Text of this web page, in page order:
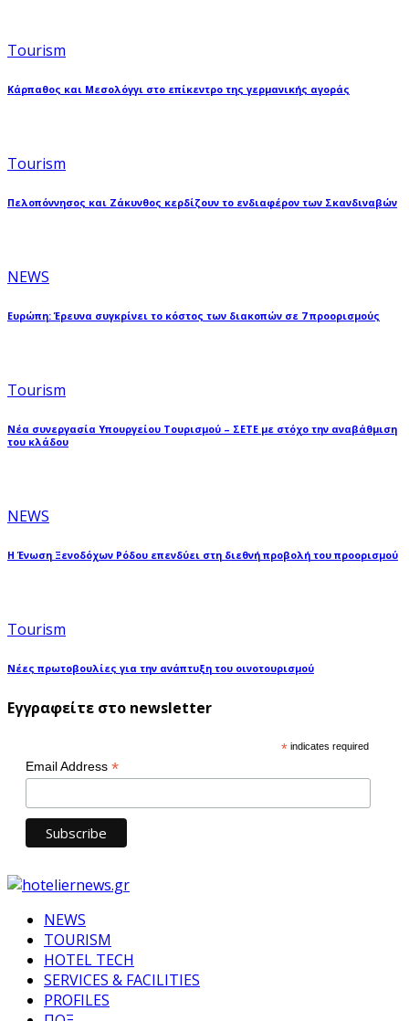
Tourism
Κάρπαθος και Μεσολόγγι στο επίκεντρο της γερμανικής αγοράς
Tourism
Πελοπόννησος και Ζάκυνθος κερδίζουν το ενδιαφέρον των Σκανδιναβών
NEWS
Ευρώπη: Έρευνα συγκρίνει το κόστος των διακοπών σε 7 προορισμούς
Tourism
Νέα συνεργασία Υπουργείου Τουρισμού – ΣΕΤΕ με στόχο την αναβάθμιση
του κλάδου
NEWS
Η Ένωση Ξενοδόχων Ρόδου επενδύει στη διεθνή προβολή του προορισμού
Tourism
Νέες πρωτοβουλίες για την ανάπτυξη του οινοτουρισμού
Εγγραφείτε στο newsletter
* indicates required
Email Address *
NEWS
TOURISM
HOTEL TECH
SERVICES & FACILITIES
PROFILES